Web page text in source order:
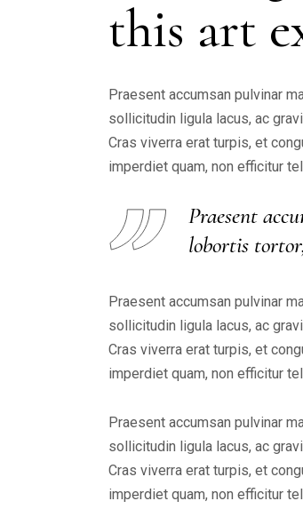
this art
Praesent accumsan pulvinar
sollicitudin ligula lacus, ac
Cras viverra erat turpis, et
imperdiet quam, non efficitur
Praesent
lobortis
Praesent accumsan pulvinar
sollicitudin ligula lacus, ac
Cras viverra erat turpis, et
imperdiet quam, non efficitur
Praesent accumsan pulvinar
sollicitudin ligula lacus, ac
Cras viverra erat turpis, et
imperdiet quam, non efficitur